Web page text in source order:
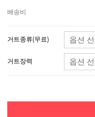
배송비
거트종류(무료)
거트장력